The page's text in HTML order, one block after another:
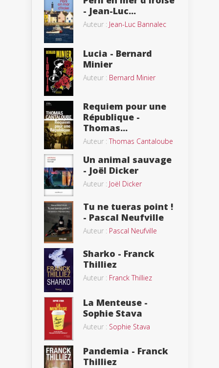
- Jean-Luc...
Auteur : Jean-Luc Bannalec
Lucia - Bernard
Minier
Auteur : Bernard Minier
Requiem pour une
République -
Thomas...
Auteur :Thomas Cantaloube
Un animal sauvage
- Joël Dicker
Auteur : Joël Dicker
Tu ne tueras point !
- Pascal Neufville
Auteur : Pascal Neufville
Sharko - Franck
Thilliez
Auteur : Franck Thilliez
La Menteuse -
Sophie Stava
Auteur : Sophie Stava
Pandemia - Franck
Thilliez